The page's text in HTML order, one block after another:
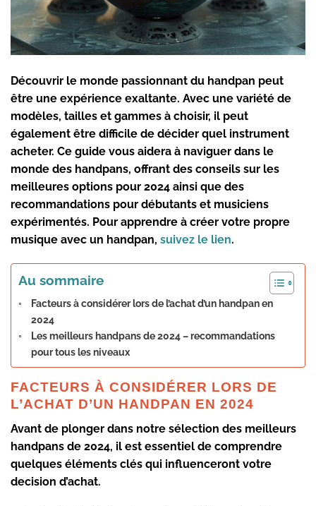
Découvrir le monde passionnant du handpan peut
être une expérience exaltante. Avec une variété de
modèles, tailles et gammes à choisir, il peut
également être difficile de décider quel instrument
acheter. Ce guide vous aidera à naviguer dans le
monde des handpans, offrant des conseils sur les
meilleures options pour 2024 ainsi que des
recommandations pour débutants et musiciens
expérimentés. Pour apprendre à créer votre propre
musique avec un handpan, suivez le lien.
Au sommaire
Facteurs à considérer lors de l’achat d’un handpan en
2024
Les meilleurs handpans de 2024 – recommandations
pour tous les niveaux
FACTEURS À CONSIDÉRER LORS DE
L’ACHAT D’UN HANDPAN EN 2024
Avant de plonger dans notre sélection des meilleurs
handpans de 2024, il est essentiel de comprendre
quelques éléments clés qui influenceront votre
decision d’achat.